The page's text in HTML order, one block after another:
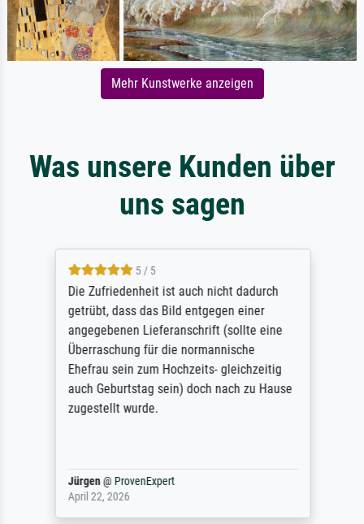
Mehr Kunstwerke anzeigen
Was unsere Kunden über
uns sagen
5 / 5
Die Zufriedenheit ist auch nicht dadurch
getrübt, dass das Bild entgegen einer
angegebenen Lieferanschrift (sollte eine
Überraschung für die normannische
Ehefrau sein zum Hochzeits- gleichzeitig
auch Geburtstag sein) doch nach zu Hause
zugestellt wurde.
Jürgen@ ProvenExpert
April 22, 2026